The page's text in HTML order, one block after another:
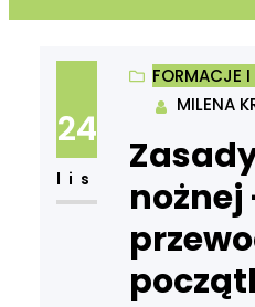
24
lis
FORMACJE I
MILENA
nożnej